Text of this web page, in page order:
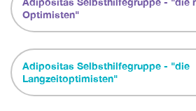
Optimisten"
Adipositas Selbsthilfegruppe - "die
Langzeitoptimisten"